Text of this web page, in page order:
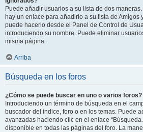
Puede añadir usuarios a su lista de dos
hay un enlace para añadirlo a su lista de Amigos
puede hacerlo desde el Panel de Control de
introduciendo su nombre. Puede eliminar
misma página.
Arriba
Búsqueda en los foros
¿Cómo se puede buscar en uno o varios foros?
Introduciendo un término de búsqueda en el
buscador del índice, foro o en los temas. Puede
avanzadas haciendo clic en el enlace “Búsqueda
disponible en todas las páginas del foro. La